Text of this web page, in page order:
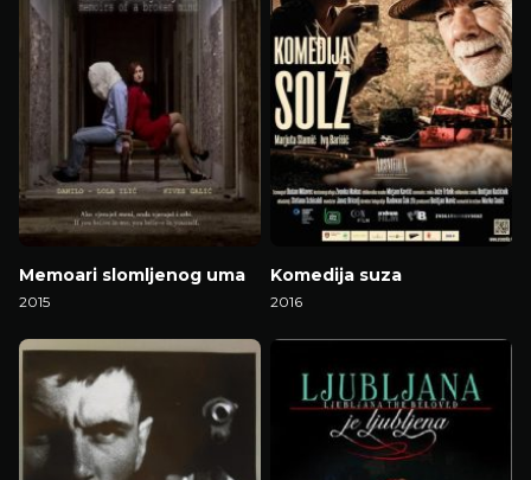
Memoari slomljenog uma
2015
Komedija suza
2016